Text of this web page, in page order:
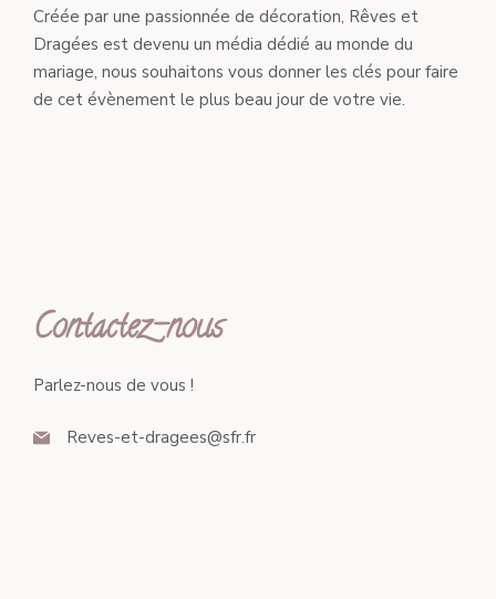
Créée par une passionnée de décoration, Rêves et
Dragées est devenu un média dédié au monde du
mariage, nous souhaitons vous donner les clés pour faire
de cet évènement le plus beau jour de votre vie.
Contactez-nous
Parlez-nous de vous !
Reves-et-dragees@sfr.fr